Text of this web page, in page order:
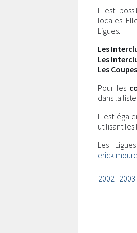
Il est
locales.
Ligues.
Les
Les
Les Coupes
Pour les
dans la
Il est
utilisant les
Les
2002| 2003